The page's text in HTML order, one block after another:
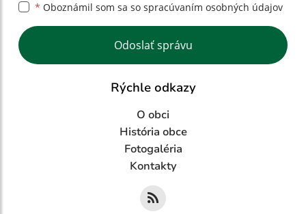
* Oboznámil som sa so spracúvaním osobných údajov
Google reCaptcha Response
Odoslať správu
Rýchle odkazy
O obci
História obce
Fotogaléria
Kontakty